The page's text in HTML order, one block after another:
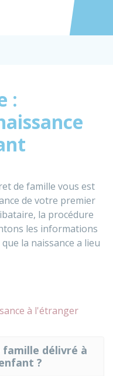
Accéder
:
de famille vous est
de votre premier
la procédure
les informations
la naissance a lieu
à l'étranger
délivré à
?